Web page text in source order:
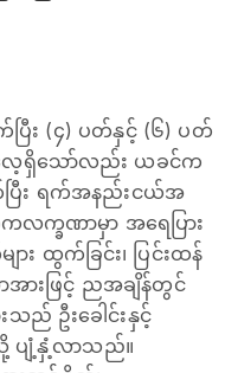
ြီး (၄) ပတ်နှင့် (၆) ပတ်
ေ့ရှိသော်လည်း ယခင်က
က်ပြီး ရက်အနည်းငယ်အ
လက္ခဏာမှာ အရေပြား
ထွက်ခြင်း၊ ပြင်းထန်
ာအားဖြင့် ညအချိန်တွင်
ဦးခေါင်းနှင့်
ပျံ့နှံ့လာသည်။